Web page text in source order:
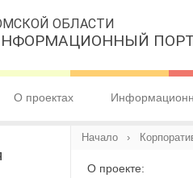
ОБЛАСТИ
О проектах
Начало ›
О проекте: